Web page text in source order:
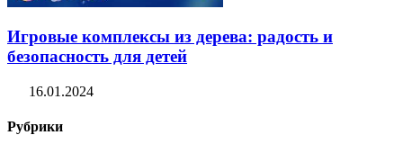
Игровые комплексы из дерева: радость и
безопасность для детей
16.01.2024
Рубрики